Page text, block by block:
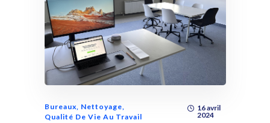
Bureaux Nettoyage
Qualité De Vie Au Travail
16 avril
2024